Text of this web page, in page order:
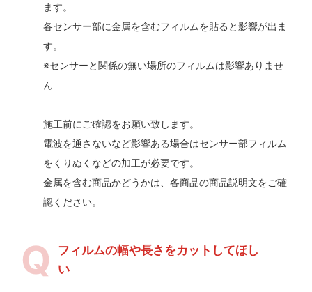
ます。
各センサー部に金属を含むフィルムを貼ると影響が出ま
す。
※センサーと関係の無い場所のフィルムは影響ありませ
ん
施工前にご確認をお願い致します。
電波を通さないなど影響ある場合はセンサー部フィルム
をくりぬくなどの加工が必要です。
金属を含む商品かどうかは、各商品の商品説明文をご確
認ください。
フィルムの幅や長さをカットしてほし
い